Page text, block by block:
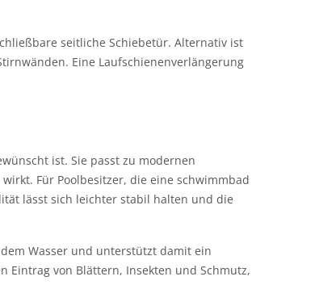
seitliche Schiebetür. Alternativ ist
Eine Laufschienenverlängerung
ist. Sie passt zu modernen
Für Poolbesitzer, die eine schwimmbad
lässt sich leichter stabil halten und die
Wasser und unterstützt damit ein
Eintrag von Blättern, Insekten und Schmutz,